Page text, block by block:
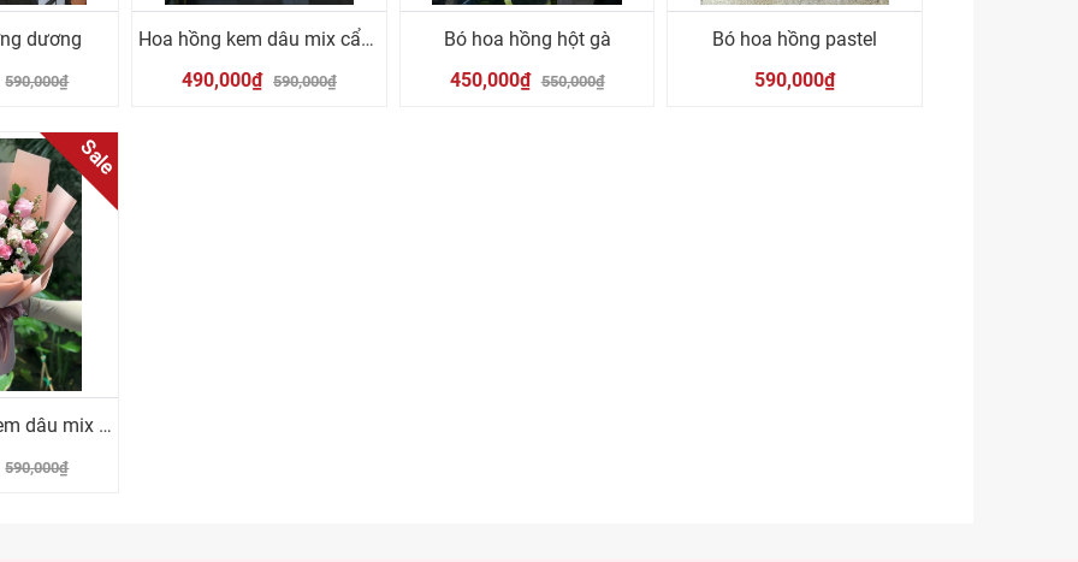
dương
590,000₫
Hoa hồng kem dâu mix cẩm chướng hồng
490,000₫ 590,000₫
Bó hoa hồng hột gà
450,000₫ 550,000₫
Bó hoa hồng pastel
590,000₫
Sale
Bó hoa hồng kem dâu mix cúc trắng
590,000₫